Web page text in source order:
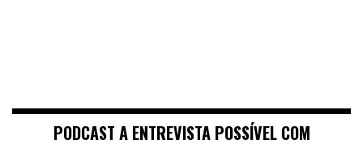
PODCAST A ENTREVISTA POSSÍVEL COM